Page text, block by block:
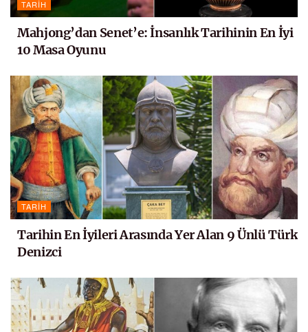
TARIH
Mahjong’dan Senet’e: İnsanlık Tarihinin En İyi
10 Masa Oyunu
TARIH
Tarihin En İyileri Arasında Yer Alan 9 Ünlü Türk
Denizci